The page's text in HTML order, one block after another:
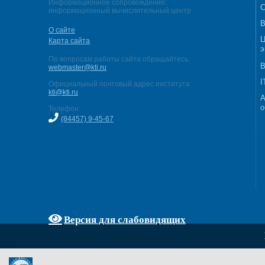
Информационное сопровождение:
информационный вычислительный центр
О сайте
Карта сайта
По вопросам работы сайта обращайтесь:
webmaster@kti.ru
Официальный почтовый адрес института:
kti@kti.ru
Телефон:
(84457) 9-45-67
Версия для слабовидящих